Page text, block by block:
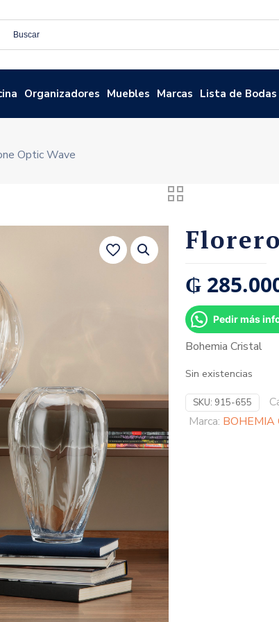
Organizadores Muebles Marcas Lista de Bodas
Optic Wave
₲
Pedir más
Bohemia Cristal
Sin existencias
SKU: 915-655
Marca: BOHEMIA